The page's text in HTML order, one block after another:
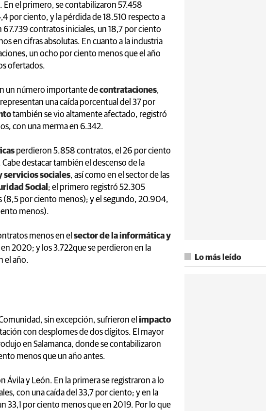
. En el primero, se contabilizaron 57.458
por ciento, y la pérdida de 18.510 respecto a
contratos iniciales, un 18,7 por ciento
en cifras absolutas. En cuanto a la industria
un ocho por ciento menos que el año
ofertados.
un número importante decontrataciones,
una caída porcentual del 37 por
también se vio altamente afectado, registró
con una merma en 6.342.
perdieron 5.858 contratos, el 26 por ciento
destacar también el descenso de la
servicios sociales, así como en el sector de las
Social ; el primero registró 52.305
(8,5 por ciento menos); y el segundo, 20.904,
menos).
menos en el sector de la informática y
2020; y los 3.722que se perdieron en la
el año.
sin excepción, sufrieron el impacto
con desplomes de dos dígitos. El mayor
en Salamanca, donde se contabilizaron
menos que un año antes.
Ávila y León. En la primera se registraron a lo
con una caída del 33,7 por ciento; y en la
33,1 por ciento menos que en 2019. Por lo que
Lo más leído